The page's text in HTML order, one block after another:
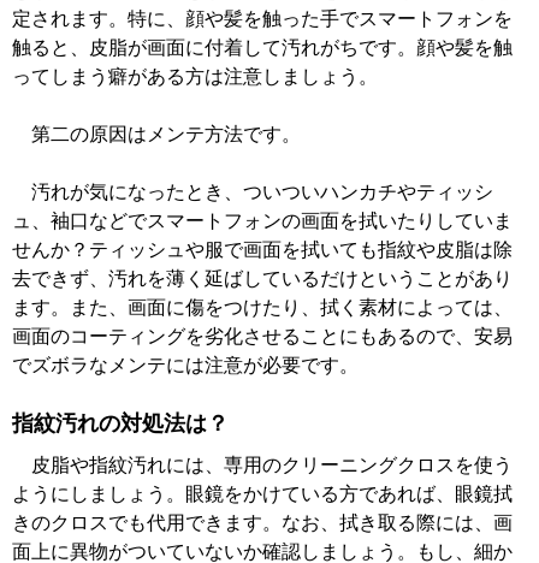
定されます。特に、顔や髪を触った手でスマートフォンを
触ると、皮脂が画面に付着して汚れがちです。顔や髪を触
ってしまう癖がある方は注意しましょう。
第二の原因はメンテ方法です。
汚れが気になったとき、ついついハンカチやティッシ
ュ、袖口などでスマートフォンの画面を拭いたりしていま
せんか？ティッシュや服で画面を拭いても指紋や皮脂は除
去できず、汚れを薄く延ばしているだけということがあり
ます。また、画面に傷をつけたり、拭く素材によっては、
画面のコーティングを劣化させることにもあるので、安易
でズボラなメンテには注意が必要です。
指紋汚れの対処法は？
皮脂や指紋汚れには、専用のクリーニングクロスを使う
ようにしましょう。眼鏡をかけている方であれば、眼鏡拭
きのクロスでも代用できます。なお、拭き取る際には、画
面上に異物がついていないか確認しましょう。もし、細か